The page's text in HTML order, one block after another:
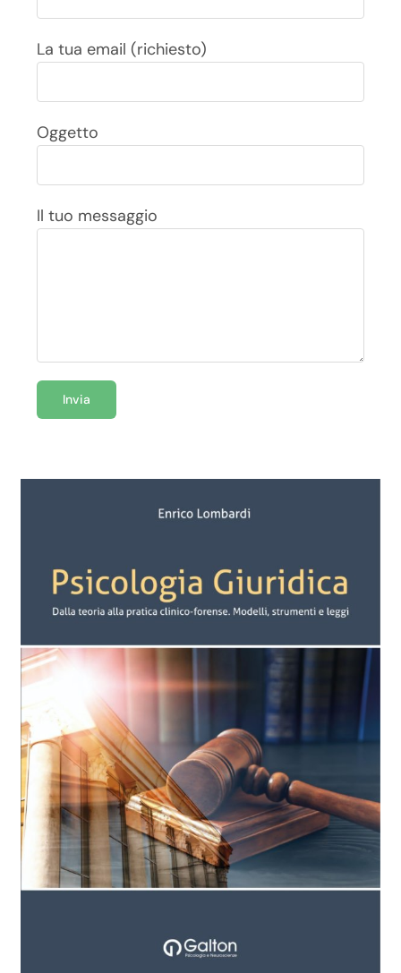
La tua email (richiesto)
Oggetto
Il tuo messaggio